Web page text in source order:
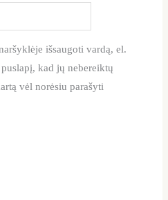
išsaugoti vardą, el.
kad jų nebereiktų
vėl norėsiu parašyti